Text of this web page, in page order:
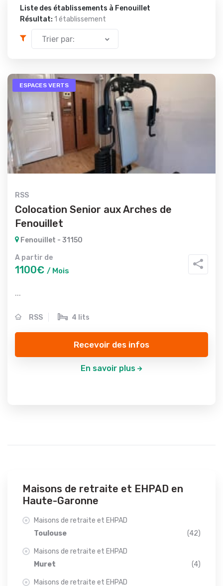
Liste des établissements à Fenouillet
Résultat: 1 établissement
Trier par:
ESPACES VERTS
RSS
Colocation Senior aux Arches de
Fenouillet
Fenouillet - 31150
A partir de
1100€ / Mois
...
RSS 4 lits
Recevoir des infos
En savoir plus
Maisons de retraite et EHPAD en
Haute-Garonne
Maisons de retraite et EHPAD
Toulouse
(42)
Maisons de retraite et EHPAD
Muret
(4)
Maisons de retraite et EHPAD